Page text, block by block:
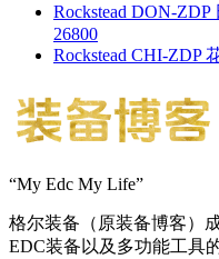
Rockstead DON-
26800
Rockstead CHI-ZDP
“My Edc My Life”
格尔装备（原装备博客）
EDC装备以及多功能工具